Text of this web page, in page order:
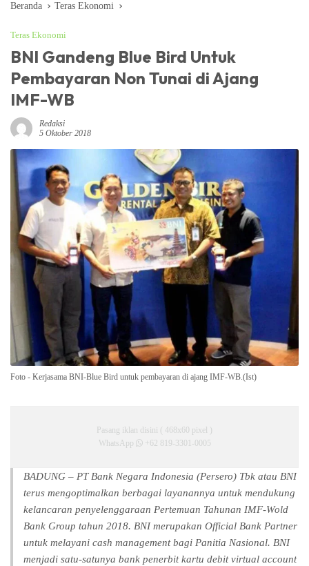
Beranda Teras Ekonomi
Teras Ekonomi
BNI Gandeng Blue Bird Untuk
Pembayaran Non Tunai di Ajang
IMF-WB
Redaksi
5 Oktober 2018
Foto - Kerjasama BNI-Blue Bird untuk pembayaran di ajang IMF-WB.(Ist)
Pasang iklan disini ( 468x60 pixel )
WhatsApp
+62 819-3301-0005
BADUNG – PT Bank Negara Indonesia (Persero) Tbk atau BNI
terus mengoptimalkan berbagai layanannya untuk mendukung
kelancaran penyelenggaraan Pertemuan Tahunan IMF-Wold
Bank Group tahun 2018. BNI merupakan Official Bank Partner
untuk melayani cash management bagi Panitia Nasional. BNI
menjadi satu-satunya bank penerbit kartu debit virtual account